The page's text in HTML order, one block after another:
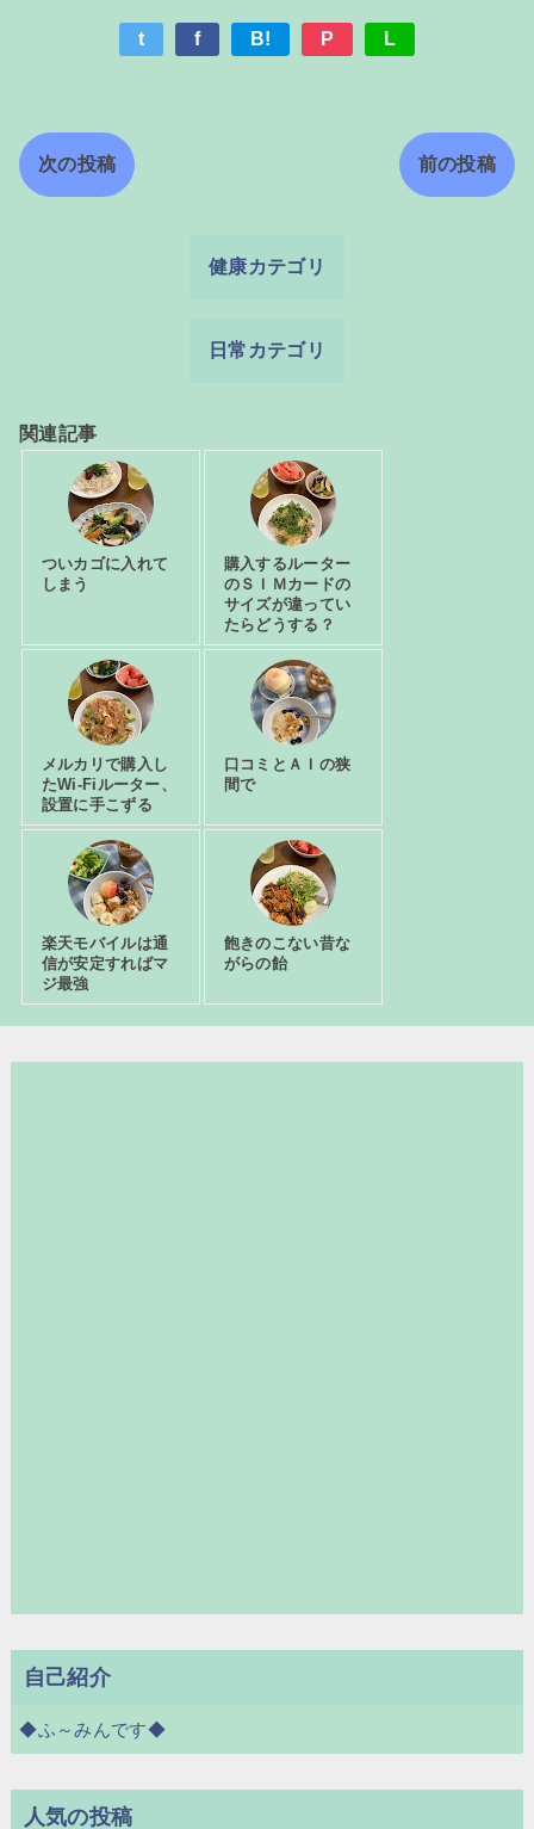
t f B! P L
次の投稿 前の投稿
健康カテゴリ
日常カテゴリ
関連記事
ついカゴに入れて
しまう
購入するルーター
のＳＩＭカードの
サイズが違ってい
たらどうする？
メルカリで購入し
たWi-Fiルーター、
設置に手こずる
口コミとＡＩの狭
間で
楽天モバイルは通
信が安定すればマ
ジ最強
飽きのこない昔な
がらの飴
自己紹介
◆ふ～みんです◆
人気の投稿